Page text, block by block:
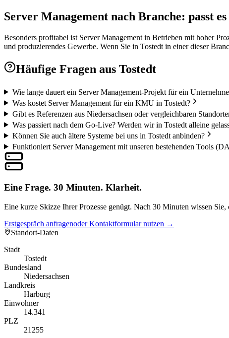
Server Management nach Branche: passt
Besonders profitabel ist Server Management in Betrieben mit hoher
und produzierendes Gewerbe. Wenn Sie in Tostedt in einer dieser
Häufige Fragen aus Tostedt
Wie lange dauert ein Server Management-Projekt für ein
Was kostet Server Management für ein KMU in Tostedt?
Gibt es Referenzen aus Niedersachsen oder vergleichbaren
Was passiert nach dem Go-Live? Werden wir in Tostedt alleine
Können Sie auch ältere Systeme bei uns in Tostedt anbinden?
Funktioniert Server Management mit unseren bestehenden Tools
Eine Frage. 30 Minuten. Klarheit.
Eine kurze Skizze Ihrer Prozesse genügt. Nach 30 Minuten wissen
Erstgespräch anfragenoder Kontaktformular nutzen →
Standort-Daten
Stadt
Tostedt
Bundesland
Niedersachsen
Landkreis
Harburg
Einwohner
14.341
PLZ
21255